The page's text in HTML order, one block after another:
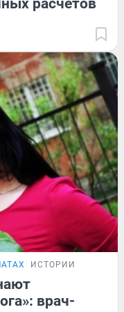
расчётов
ИСТОРИИ
врач-